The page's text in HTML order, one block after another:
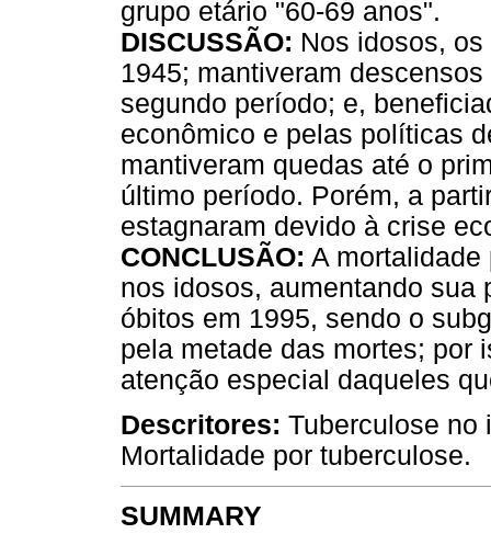
grupo etário "60-69 anos".
DISCUSSÃO: Nos idosos,
1945; mantiveram
segundo período; e,
econômico e pelas políticas
mantiveram quedas até o
último período. Porém, a
estagnaram devido à crise
CONCLUSÃO: A
nos idosos, aumentando sua
óbitos em 1995, sendo o
pela metade das mortes; por
atenção especial daqueles
Descritores: Tuberculose no
Mortalidade por tuberculose.
SUMMARY